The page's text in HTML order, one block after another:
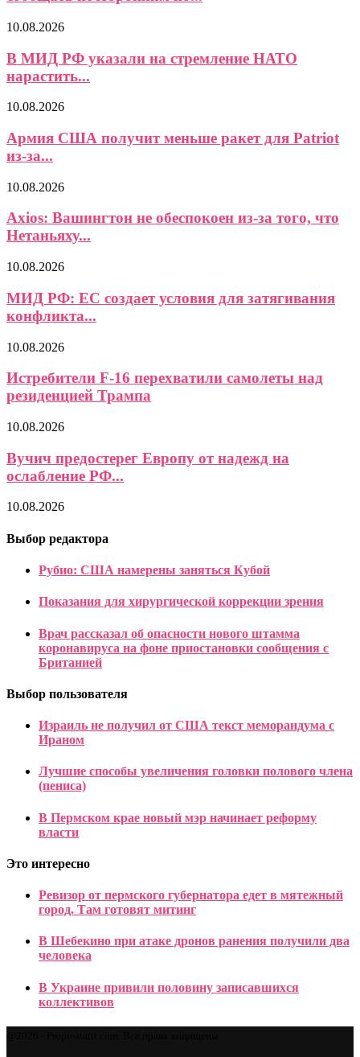
10.08.2026
В МИД РФ указали на стремление НАТО
нарастить...
10.08.2026
Армия США получит меньше ракет для Patriot
из-за...
10.08.2026
Axios: Вашингтон не обеспокоен из-за того, что
Нетаньяху...
10.08.2026
МИД РФ: ЕС создает условия для затягивания
конфликта...
10.08.2026
Истребители F-16 перехватили самолеты над
резиденцией Трампа
10.08.2026
Вучич предостерег Европу от надежд на
ослабление РФ...
10.08.2026
Выбор редактора
Рубио: США намерены заняться Кубой
Показания для хирургической коррекции зрения
Врач рассказал об опасности нового штамма
коронавируса на фоне приостановки сообщения с
Британией
Выбор пользователя
Израиль не получил от США текст меморандума с
Ираном
Лучшие способы увеличения головки полового члена
(пениса)
В Пермском крае новый мэр начинает реформу
власти
Это интересно
Ревизор от пермского губернатора едет в мятежный
город. Там готовят митинг
В Шебекино при атаке дронов ранения получили два
человека
В Украине привили половину записавшихся
коллективов